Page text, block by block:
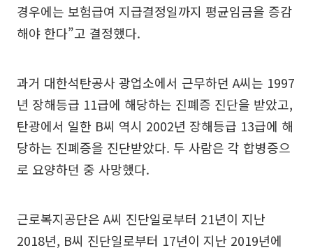
경우에는 보험급여 지급결정일까지 평균임금을 증감
해야 한다”고 결정했다.
과거 대한석탄공사 광업소에서 근무하던 A씨는 1997
년 장해등급 11급에 해당하는 진폐증 진단을 받았고,
탄광에서 일한 B씨 역시 2002년 장해등급 13급에 해
당하는 진폐증을 진단받았다. 두 사람은 각 합병증으
로 요양하던 중 사망했다.
근로복지공단은 A씨 진단일로부터 21년이 지난
2018년, B씨 진단일로부터 17년이 지난 2019년에